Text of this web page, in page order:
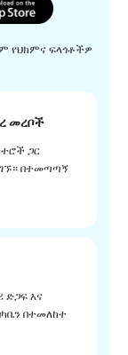
የህክምና ፍላጎቶችዎ
መረቦች
ጋር
በተመጣጣኝ
ድጋፍ እና
በተመለከተ